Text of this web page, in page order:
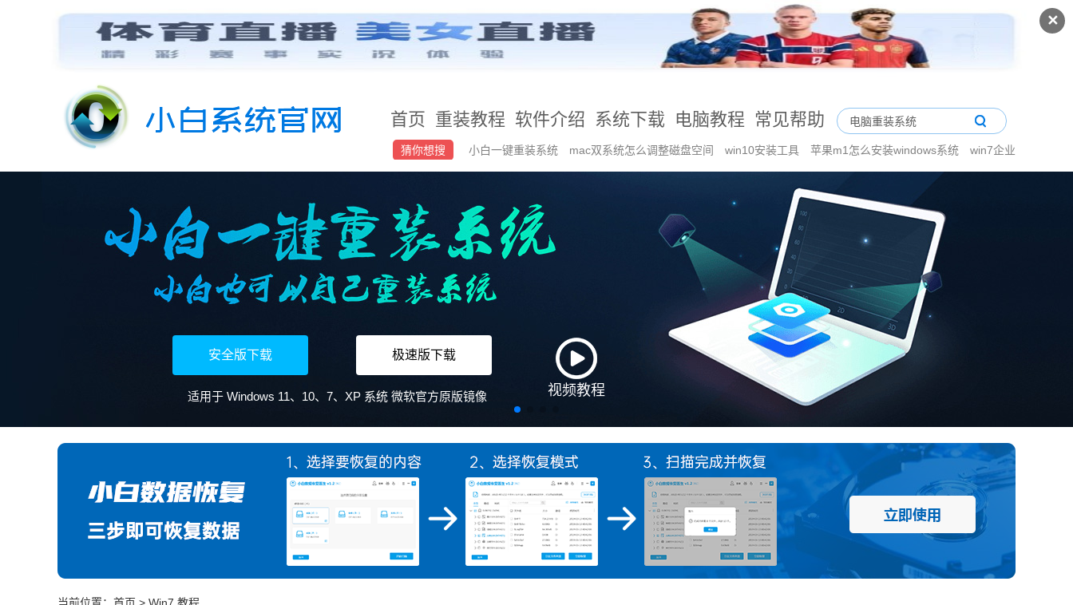
✕
首页 重装教程 软件介绍 系统下载 电脑教程 常见帮助
猜你想搜 小白一键重装系统 mac双系统怎么调整磁盘空间 win10安装工具 苹果m1怎么安装windows系统
win7企业
安全版下载 极速版下载
适用于 Windows 11、10、7、XP 系统 微软官方原版镜像 视频教程